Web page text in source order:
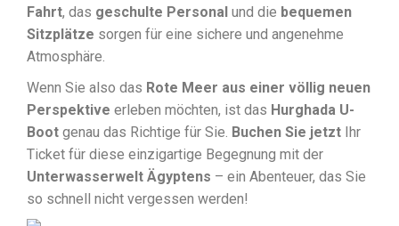
Fahrt, das geschulte Personal und die bequemen
Sitzplätze sorgen für eine sichere und angenehme
Atmosphäre.
Wenn Sie also das Rote Meer aus einer völlig neuen
Perspektive erleben möchten, ist das Hurghada U-
Boot genau das Richtige für Sie. Buchen Sie jetzt Ihr
Ticket für diese einzigartige Begegnung mit der
Unterwasserwelt Ägyptens – ein Abenteuer, das Sie
so schnell nicht vergessen werden!